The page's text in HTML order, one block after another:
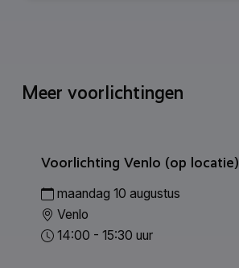
Meer voorlichtingen
Voorlichting Venlo (op locatie)
maandag 10 augustus
Venlo
14:00 - 15:30 uur